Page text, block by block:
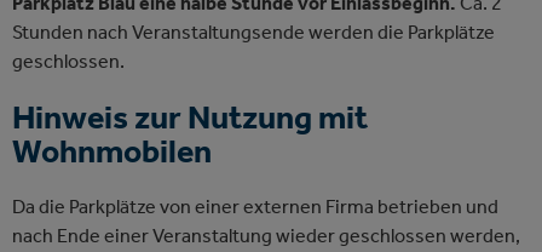
Stunden nach Veranstaltungsende werden die Parkplätze
geschlossen.
Hinweis zur Nutzung mit
Wohnmobilen
Da die Parkplätze von einer externen Firma betrieben und
nach Ende einer Veranstaltung wieder geschlossen werden,